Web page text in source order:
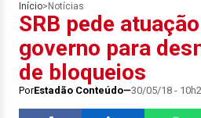
Início> Notícias
SRB pede
governo para
de bloqueios
PorEstadão Conteúdo 30/05/18 -